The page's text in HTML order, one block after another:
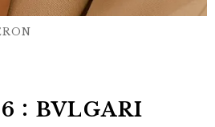
：BVLGARI